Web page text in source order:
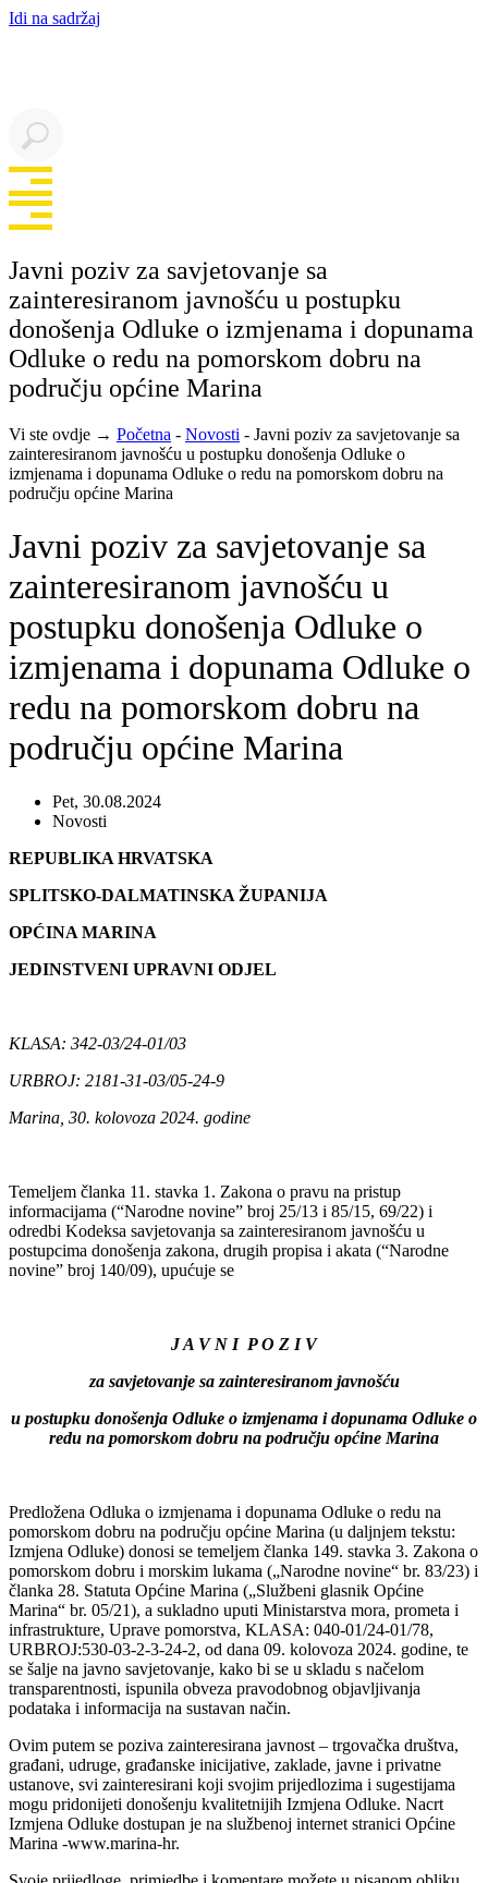
Idi na sadržaj
Javni poziv za savjetovanje sa
zainteresiranom javnošću u postupku
donošenja Odluke o izmjenama i dopunama
Odluke o redu na pomorskom dobru na
području općine Marina
Vi ste ovdje → Početna - Novosti - Javni poziv za savjetovanje sa
zainteresiranom javnošću u postupku donošenja Odluke o
izmjenama i dopunama Odluke o redu na pomorskom dobru na
području općine Marina
Javni poziv za savjetovanje sa
zainteresiranom javnošću u
postupku donošenja Odluke o
izmjenama i dopunama Odluke o
redu na pomorskom dobru na
području općine Marina
Pet, 30.08.2024
Novosti
REPUBLIKA HRVATSKA
SPLITSKO-DALMATINSKA ŽUPANIJA
OPĆINA MARINA
JEDINSTVENI UPRAVNI ODJEL
KLASA: 342-03/24-01/03
URBROJ: 2181-31-03/05-24-9
Marina, 30. kolovoza 2024. godine
Temeljem članka 11. stavka 1. Zakona o pravu na pristup
informacijama (“Narodne novine” broj 25/13 i 85/15, 69/22) i
odredbi Kodeksa savjetovanja sa zainteresiranom javnošću u
postupcima donošenja zakona, drugih propisa i akata (“Narodne
novine” broj 140/09), upućuje se
J A V N I P O Z I V
za savjetovanje sa zainteresiranom javnošću
u postupku donošenja Odluke o izmjenama i dopunama Odluke o
redu na pomorskom dobru na području općine Marina
Predložena Odluka o izmjenama i dopunama Odluke o redu na
pomorskom dobru na području općine Marina (u daljnjem tekstu:
Izmjena Odluke) donosi se temeljem članka 149. stavka 3. Zakona o
pomorskom dobru i morskim lukama („Narodne novine“ br. 83/23) i
članka 28. Statuta Općine Marina („Službeni glasnik Općine
Marina“ br. 05/21), a sukladno uputi Ministarstva mora, prometa i
infrastrukture, Uprave pomorstva, KLASA: 040-01/24-01/78,
URBROJ:530-03-2-3-24-2, od dana 09. kolovoza 2024. godine, te
se šalje na javno savjetovanje, kako bi se u skladu s načelom
transparentnosti, ispunila obveza pravodobnog objavljivanja
podataka i informacija na sustavan način.
Ovim putem se poziva zainteresirana javnost – trgovačka društva,
građani, udruge, građanske inicijative, zaklade, javne i privatne
ustanove, svi zainteresirani koji svojim prijedlozima i sugestijama
mogu pridonijeti donošenju kvalitetnijih Izmjena Odluke. Nacrt
Izmjena Odluke dostupan je na službenoj internet stranici Općine
Marina -www.marina-hr.